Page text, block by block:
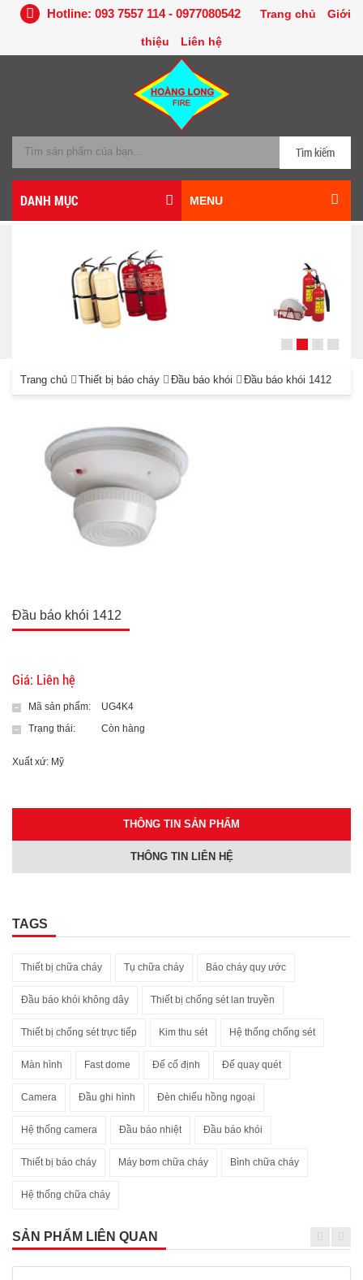
Hotline: 093 7557 114 - 0977080542 Trang chủ Giới
thiệu Liên hệ
Tìm kiếm
DANH MỤC MENU
Trang chủ Thiết bị báo cháy Đầu báo khói Đầu báo khói 1412
Đầu báo khói 1412
Giá: Liên hệ
Mã sản phẩm:
UG4K4
Trạng thái:
Còn hàng
Xuất xứ: Mỹ
THÔNG TIN SẢN PHẨM
THÔNG TIN LIÊN HỆ
TAGS
Thiết bị chữa cháy Tụ chữa cháy Báo cháy quy ước
Đầu báo khói không dây Thiết bị chống sét lan truyền
Thiết bị chống sét trực tiếp Kim thu sét Hệ thống chống sét
Màn hình Fast dome Đế cố định Đế quay quét
Camera Đầu ghi hình Đèn chiếu hồng ngoại
Hệ thống camera Đầu báo nhiệt Đầu báo khói
Thiết bị báo cháy Máy bơm chữa cháy Bình chữa cháy
Hệ thống chữa cháy
SẢN PHẨM LIÊN QUAN